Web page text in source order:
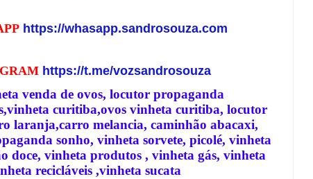
https://whasapp.sandrosouza.com
https://t.me/vozsandrosouza
venda de ovos, locutor propaganda
curitiba,ovos vinheta curitiba, locutor
laranja,carro melancia, caminhão abacaxi,
sonho, vinheta sorvete, picolé, vinheta
doce, vinheta produtos , vinheta gás, vinheta
recicláveis ,vinheta sucata